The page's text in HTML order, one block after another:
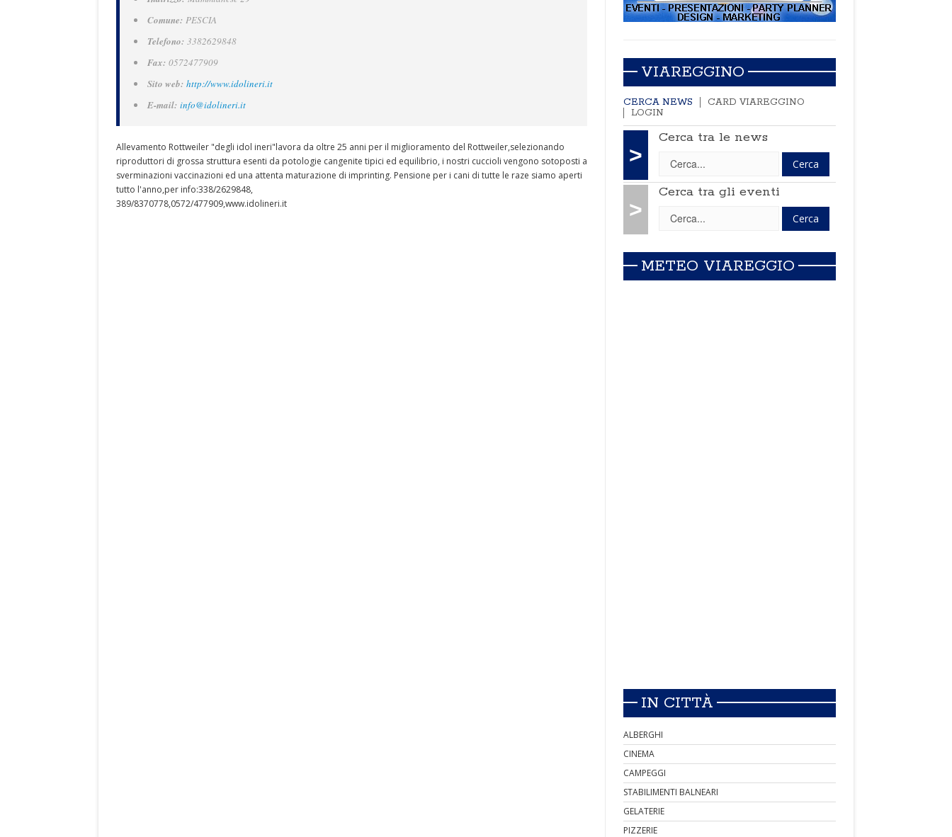
Comune: PESCIA
Telefono: 3382629848
Fax: 0572477909
Sito web: http://www.idolineri.it
E-mail: info@idolineri.it
Allevamento Rottweiler "degli idol ineri"lavora da oltre 25 anni per il miglioramento del Rottweiler,selezionando
riproduttori di grossa struttura esenti da potologie cangenite tipici ed equilibrio, i nostri cuccioli vengono sotoposti a
sverminazioni vaccinazioni ed una attenta maturazione di imprinting. Pensione per i cani di tutte le raze siamo aperti
tutto l'anno,per info:338/2629848,
389/8370778,0572/477909,www.idolineri.it
VIAREGGINO
CERCA NEWS
CARD VIAREGGINO
LOGIN
>
Cerca tra le news
>
Cerca tra gli eventi
METEO VIAREGGIO
IN CITTÀ
ALBERGHI
CINEMA
CAMPEGGI
STABILIMENTI BALNEARI
GELATERIE
PIZZERIE